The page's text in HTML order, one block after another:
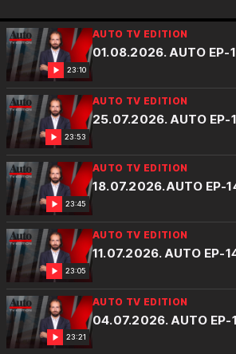
AUTO TV EDITION
01.08.2026. AUTO EP-
23:10
AUTO TV EDITION
25.07.2026. AUTO EP-
23:53
AUTO TV EDITION
18.07.2026.AUTO EP-
23:45
AUTO TV EDITION
11.07.2026. AUTO EP-
23:05
AUTO TV EDITION
04.07.2026. AUTO EP-
23:21